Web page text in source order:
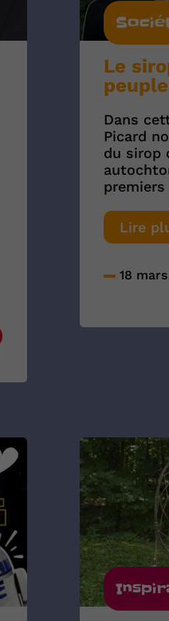
Le
Dans
Picard
du sirop
Lire
18 mars